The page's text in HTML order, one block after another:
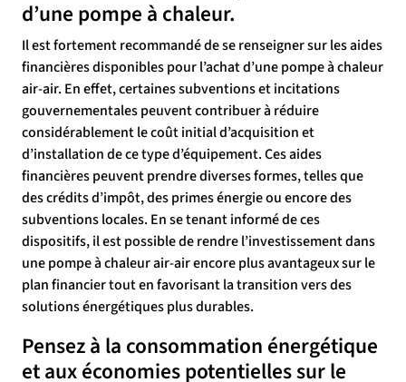
d’une pompe à chaleur.
Il est fortement recommandé de se renseigner sur les aides
financières disponibles pour l’achat d’une pompe à chaleur
air-air. En effet, certaines subventions et incitations
gouvernementales peuvent contribuer à réduire
considérablement le coût initial d’acquisition et
d’installation de ce type d’équipement. Ces aides
financières peuvent prendre diverses formes, telles que
des crédits d’impôt, des primes énergie ou encore des
subventions locales. En se tenant informé de ces
dispositifs, il est possible de rendre l’investissement dans
une pompe à chaleur air-air encore plus avantageux sur le
plan financier tout en favorisant la transition vers des
solutions énergétiques plus durables.
Pensez à la consommation énergétique
et aux économies potentielles sur le